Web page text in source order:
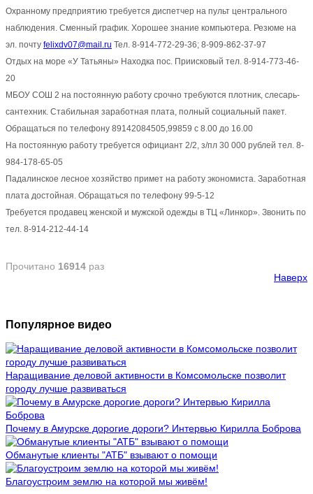
Охранному предприятию требуется диспетчер на пульт центрального
наблюдения. Сменный график. Хорошее знание компьютера. Резюме на
эл. почту felixdv07@mail.ru Тел. 8-914-772-29-36; 8-909-862-37-97
Отдых на море «У Татьяны» Находка пос. Приисковый тел. 8-914-773-46-
20
МБОУ СОШ 2 на постоянную работу срочно требуются плотник, слесарь-
сантехник. Стабильная заработная плата, полный социальный пакет.
Обращаться по телефону 89142084505,99859 с 8.00 до 16.00
На постоянную работу требуется официант 2/2, з/пл 30 000 рублей тел. 8-
984-178-65-05
Падалинское лесное хозяйство примет на работу экономиста. Заработная
плата достойная. Обращаться по телефону 99-5-12
Требуется продавец женской и мужской одежды в ТЦ «Линкор». Звонить по
тел. 8-914-212-44-14
Прочитано 16914 раз
Наверх
Популярное видео
Наращивание деловой активности в Комсомольске позволит
городу лучше развиваться
Почему в Амурске дорогие дороги? Интервью Кирилла Боброва
Обманутые клиенты "АТБ" взывают о помощи
Благоустроим землю на которой мы живём!